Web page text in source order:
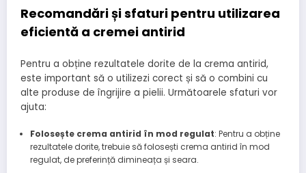
Recomandări și sfaturi pentru utilizarea
eficientă a cremei antirid
Pentru a obține rezultatele dorite de la crema antirid,
este important să o utilizezi corect și să o combini cu
alte produse de îngrijire a pielii. Următoarele sfaturi vor
ajuta:
Folosește crema antirid în mod regulat: Pentru a obține
rezultatele dorite, trebuie să folosești crema antirid în mod
regulat, de preferință dimineața și seara.